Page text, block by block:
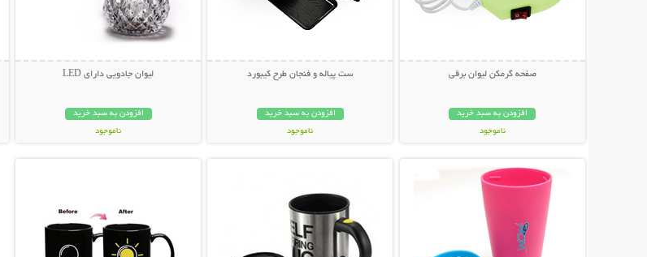
صفحه گرمکن لیوان برقی
افزودن به سبد خرید
ناموجود
ست پیاله و فنجان طرح کیبورد
افزودن به سبد خرید
ناموجود
لیوان جادویی دارای LED
افزودن به سبد خرید
ناموجود